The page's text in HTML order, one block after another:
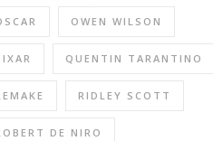
OWEN WILSON
QUENTIN TARANTINO
RIDLEY SCOTT
DE NIRO